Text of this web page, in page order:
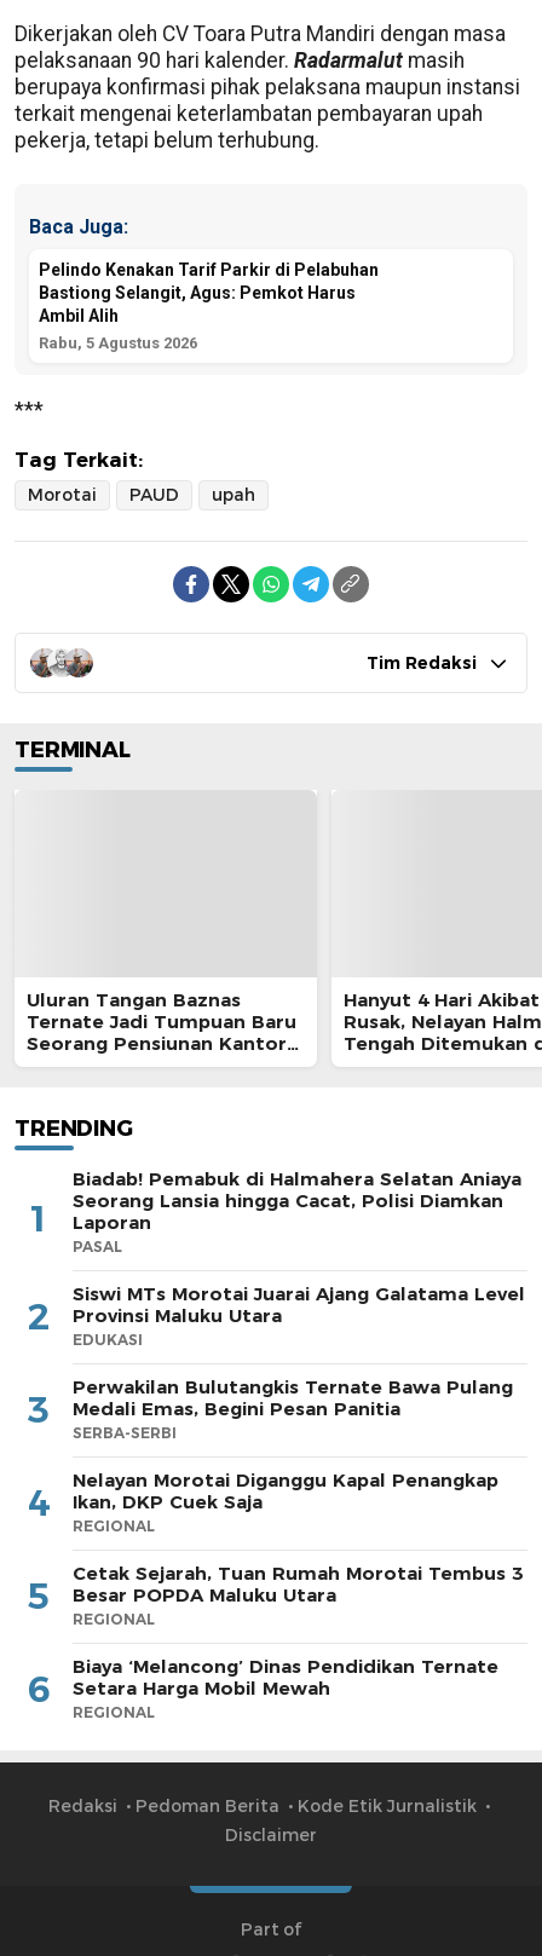
Dikerjakan oleh CV Toara Putra Mandiri dengan masa
pelaksanaan 90 hari kalender. Radarmalut masih
berupaya konfirmasi pihak pelaksana maupun instansi
terkait mengenai keterlambatan pembayaran upah
pekerja, tetapi belum terhubung.
Baca Juga:
Pelindo Kenakan Tarif Parkir di Pelabuhan
Bastiong Selangit, Agus: Pemkot Harus
Ambil Alih
Rabu, 5 Agustus 2026
***
Tag Terkait:
Morotai PAUD upah
Tim Redaksi
TERMINAL
Uluran Tangan Baznas
Ternate Jadi Tumpuan Baru
Seorang Pensiunan Kantor
Pos
Hanyut 4 Hari
Rusak, Nelayan
Tengah Ditemukan
Morotai
TRENDING
1
Biadab! Pemabuk di Halmahera Selatan Aniaya
Seorang Lansia hingga Cacat, Polisi Diamkan
Laporan
PASAL
2
Siswi MTs Morotai Juarai Ajang Galatama Level
Provinsi Maluku Utara
EDUKASI
3
Perwakilan Bulutangkis Ternate Bawa Pulang
Medali Emas, Begini Pesan Panitia
SERBA-SERBI
4
Nelayan Morotai Diganggu Kapal Penangkap
Ikan, DKP Cuek Saja
REGIONAL
5
Cetak Sejarah, Tuan Rumah Morotai Tembus 3
Besar POPDA Maluku Utara
REGIONAL
6
Biaya ‘Melancong’ Dinas Pendidikan Ternate
Setara Harga Mobil Mewah
REGIONAL
Redaksi Pedoman Berita
Kode Etik Jurnalistik
Disclaimer
Part of